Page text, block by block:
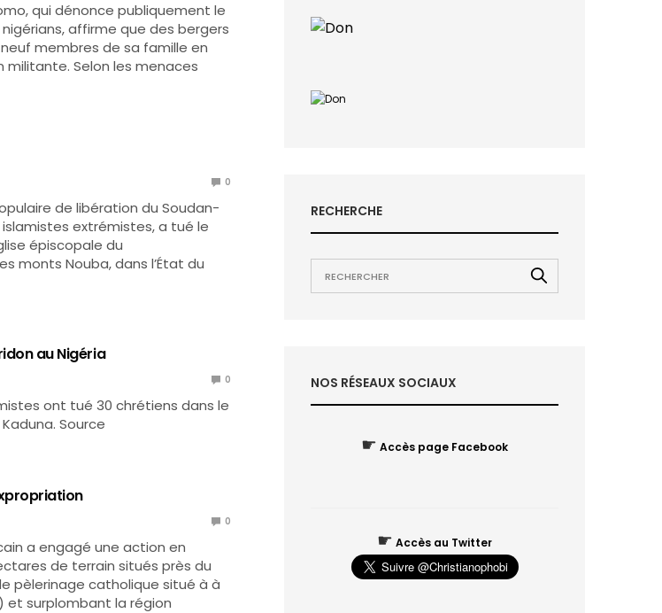
qui dénonce publiquement le
affirme que des bergers
membres de sa famille en
militante. Selon les menaces
0
de libération du Soudan-
extrémistes, a tué le
épiscopale du
monts Nouba, dans l’État du
au Nigéria
0
ont tué 30 chrétiens dans le
Source
0
a engagé une action en
de terrain situés près du
pèlerinage catholique situé à à
et surplombant la région
RECHERCHE
NOS RÉSEAUX SOCIAUX
☛ Accès page Facebook
☛ Accès au Twitter